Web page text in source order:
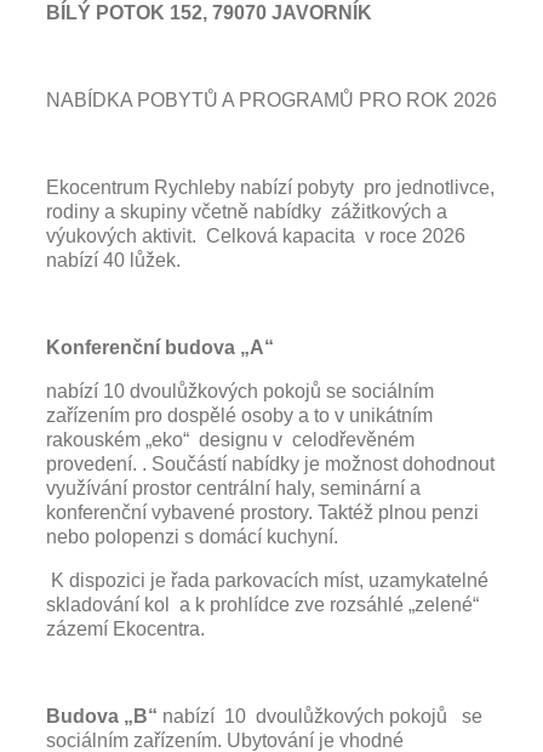
BÍLÝ POTOK 152, 79070 JAVORNÍK
NABÍDKA POBYTŮ A PROGRAMŮ PRO ROK 2026
Ekocentrum Rychleby nabízí pobyty pro jednotlivce,
rodiny a skupiny včetně nabídky zážitkových a
výukových aktivit. Celková kapacita v roce 2026
nabízí 40 lůžek.
Konferenční budova „A“
nabízí 10 dvoulůžkových pokojů se sociálním
zařízením pro dospělé osoby a to v unikátním
rakouském „eko“ designu v celodřevěném
provedení. . Součástí nabídky je možnost dohodnout
využívání prostor centrální haly, seminární a
konferenční vybavené prostory. Taktéž plnou penzi
nebo polopenzi s domácí kuchyní.
K dispozici je řada parkovacích míst, uzamykatelné
skladování kol a k prohlídce zve rozsáhlé „zelené“
zázemí Ekocentra.
Budova „B“ nabízí 10 dvoulůžkových pokojů se
sociálním zařízením. Ubytování je vhodné